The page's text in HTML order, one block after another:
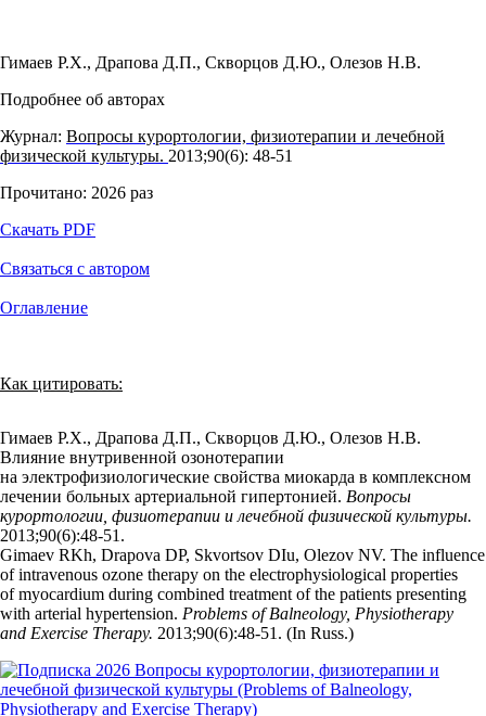
Гимаев Р.Х., Драпова Д.П., Скворцов Д.Ю., Олезов Н.В.
Подробнее об авторах
Журнал: Вопросы курортологии, физиотерапии и лечебной
физической культуры. 2013;90(6): 48‑51
Прочитано: 2026 раз
Скачать PDF
Связаться с автором
Оглавление
Как цитировать:
Гимаев Р.Х., Драпова Д.П., Скворцов Д.Ю., Олезов Н.В.
Влияние внутривенной озонотерапии
на электрофизиологические свойства миокарда в комплексном
лечении больных артериальной гипертонией. Вопросы
курортологии, физиотерапии и лечебной физической культуры.
2013;90(6):48‑51.
Gimaev RKh, Drapova DP, Skvortsov DIu, Olezov NV. The influence
of intravenous ozone therapy on the electrophysiological properties
of myocardium during combined treatment of the patients presenting
with arterial hypertension. Problems of Balneology, Physiotherapy
and Exercise Therapy. 2013;90(6):48‑51. (In Russ.)